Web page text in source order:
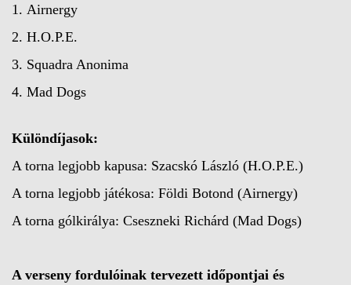
1. Airnergy
2. H.O.P.E.
3. Squadra Anonima
4. Mad Dogs
Különdíjasok:
A torna legjobb kapusa: Szacskó László (H.O.P.E.)
A torna legjobb játékosa: Földi Botond (Airnergy)
A torna gólkirálya: Cseszneki Richárd (Mad Dogs)
A verseny fordulóinak tervezett időpontjai és